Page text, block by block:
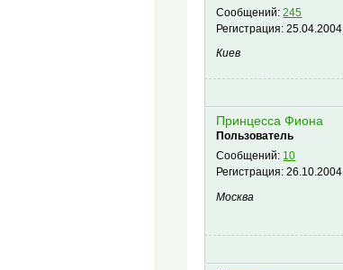
Сообщений:245
Регистрация:25.04.2004
Киев
Принцесса Фиона
Пользователь
Сообщений: 10
Регистрация:26.10.2004
Москва